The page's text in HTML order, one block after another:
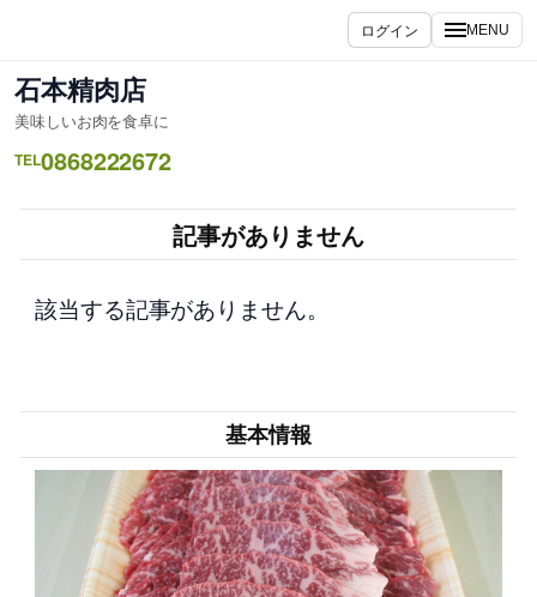
を
ス
キ
ッ
ログイン MENU
石本精肉店
美味しいお肉を食卓に
TEL0868222672
記事がありません
該当する記事がありません。
基本情報